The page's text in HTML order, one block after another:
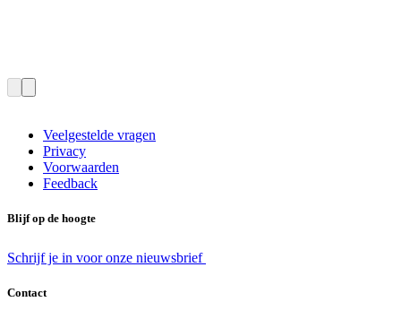
Veelgestelde vragen
Privacy
Voorwaarden
Feedback
Blijf op de hoogte
Schrijf je in voor onze nieuwsbrief
Contact